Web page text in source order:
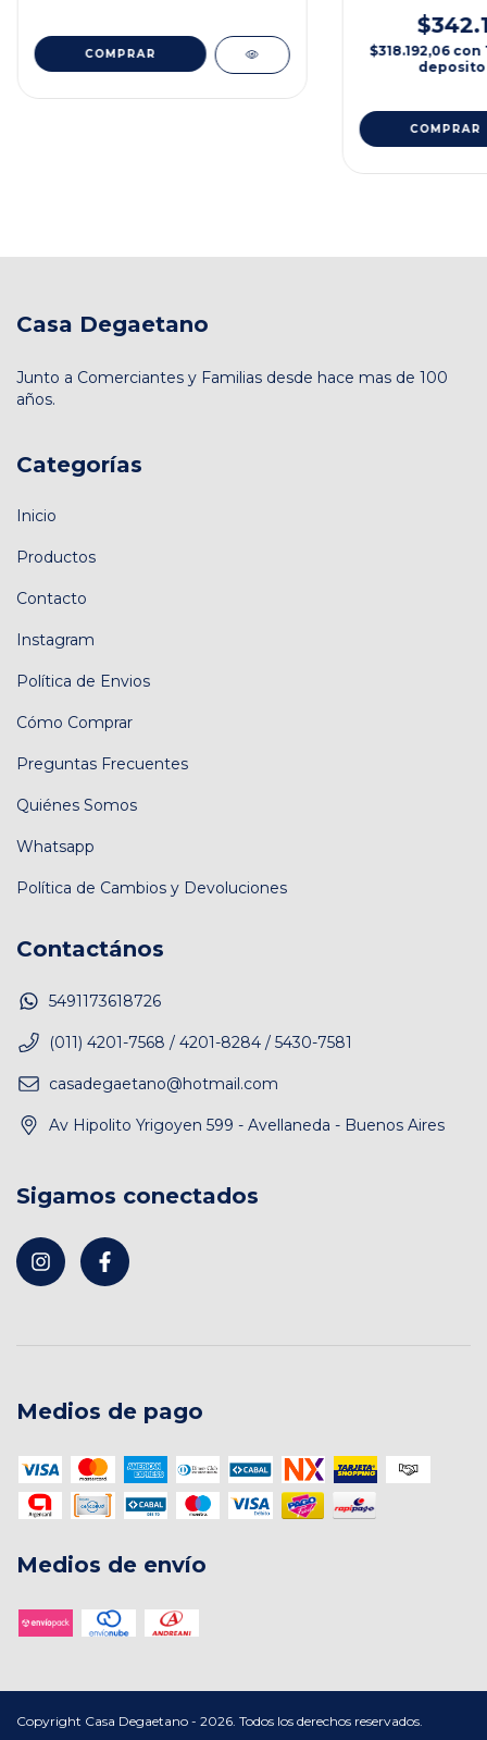
COMPRAR $318.192,06 con
COMPRAR
Casa Degaetano
Junto a Comerciantes y Familias desde hace mas de 100
años.
Categorías
Inicio
Productos
Contacto
Instagram
Política de Envios
Cómo Comprar
Preguntas Frecuentes
Quiénes Somos
Whatsapp
Política de Cambios y Devoluciones
Contactános
5491173618726
(011) 4201-7568 / 4201-8284 / 5430-7581
casadegaetano@hotmail.com
Av Hipolito Yrigoyen 599 - Avellaneda - Buenos Aires
Sigamos conectados
Medios de pago
Medios de envío
Copyright Casa Degaetano - 2026. Todos los derechos reservados.